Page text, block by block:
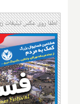
لطفا روی عکس تبلیغات